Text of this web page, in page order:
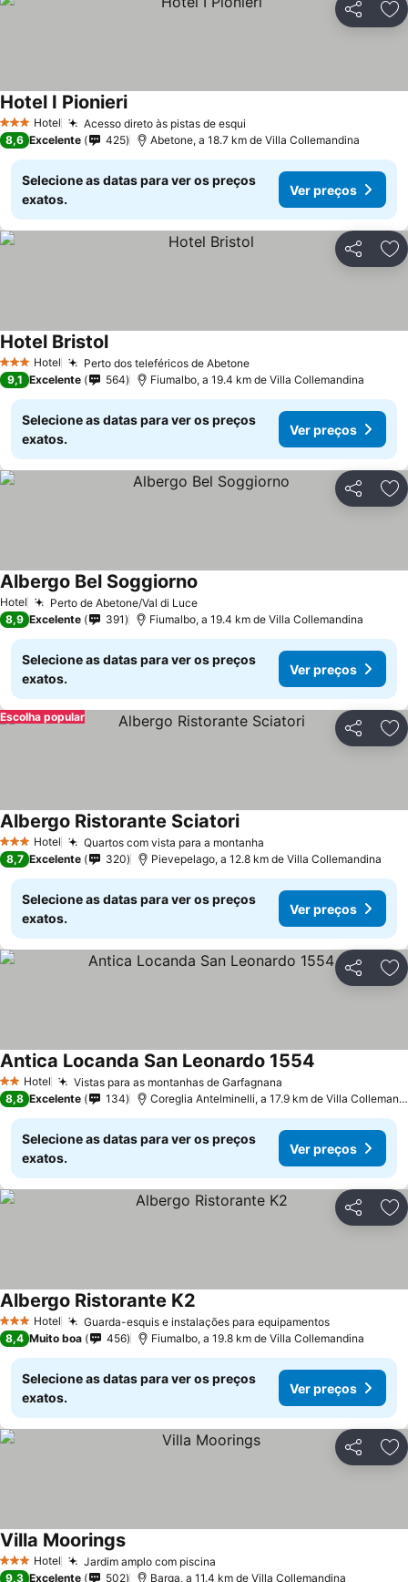
Partilhar
3 EstrelasHotel Acesso direto às pistas de esqui
Hotel I Pionieri
8,6 Excelente 425 Abetone, a 18.7 km de Villa Collemandina
Selecione as datas para ver os preços
exatos.
Ver preços
Partilhar
3 EstrelasHotel Perto dos teleféricos de Abetone
Hotel Bristol
9,1 Excelente 564 Fiumalbo, a 19.4 km de Villa Collemandina
Selecione as datas para ver os preços
exatos.
Ver preços
Partilhar
Hotel Perto de Abetone/Val di Luce
Albergo Bel Soggiorno
8,9 Excelente 391 Fiumalbo, a 19.4 km de Villa Collemandina
Selecione as datas para ver os preços
exatos.
Ver preços
Partilhar
Escolha popular
3 EstrelasHotel Quartos com vista para a montanha
Albergo Ristorante Sciatori
8,7 Excelente 320 Pievepelago, a 12.8 km de Villa Collemandina
Selecione as datas para ver os preços
exatos.
Ver preços
Partilhar
2 Estrelas
Hotel Vistas para as montanhas de Garfagnana
Antica Locanda San Leonardo 1554
8,8 Excelente 134 Coreglia Antelminelli, a 17.9 km de Villa Collemandina
Selecione as datas para ver os preços
exatos.
Ver preços
Partilhar
3 EstrelasHotel Guarda-esquis e instalações para equipamentos
Albergo Ristorante K2
8,4 Muito boa 456 Fiumalbo, a 19.8 km de Villa Collemandina
Selecione as datas para ver os preços
exatos.
Ver preços
Partilhar
3 EstrelasHotel Jardim amplo com piscina
Villa Moorings
9,3 Excelente 502 Barga, a 11.4 km de Villa Collemandina